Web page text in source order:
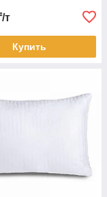
т
Купить